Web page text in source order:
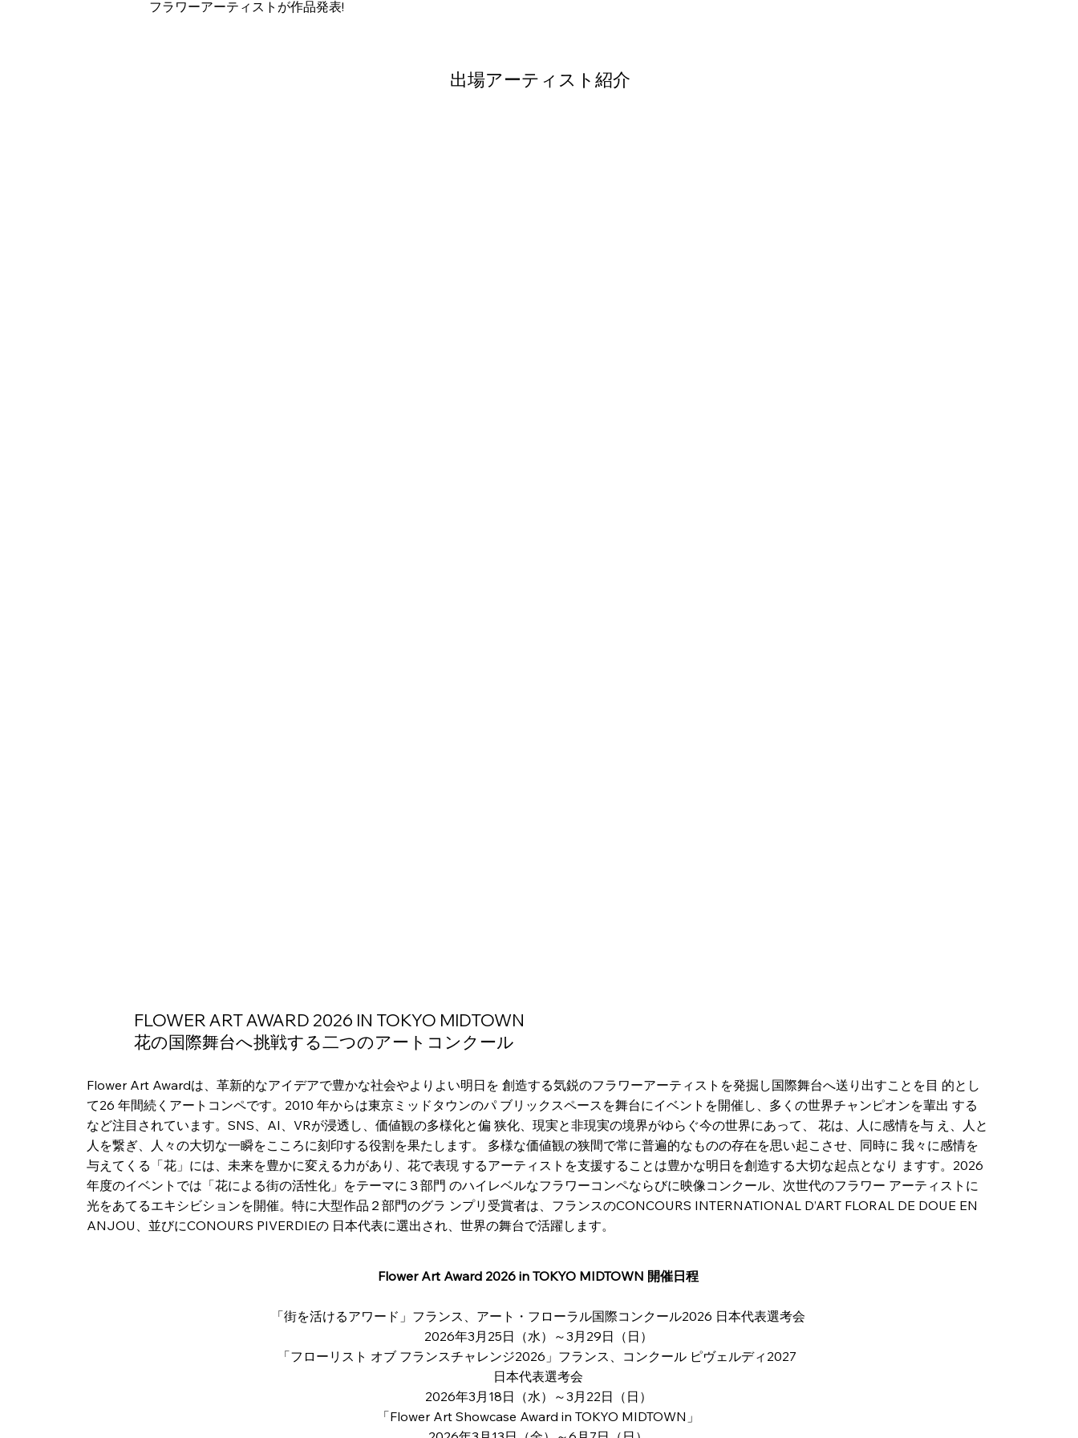
フラワーアーティストが作品発表!
出場アーティスト紹介
FLOWER ART AWARD 2026 IN TOKYO MIDTOWN
花の国際舞台へ挑戦する二つのアートコンクール
​Flower Art Awardは、革新的なアイデアで豊かな社会やよりよい明日を 創造する気鋭のフラワーアーティストを発掘し国際舞台へ送り出すことを目 的とし
て26 年間続くアートコンペです。2010 年からは東京ミッドタウンのパ ブリックスペースを舞台にイベントを開催し、多くの世界チャンピオンを輩出 する
など注目されています。SNS、AI、VRが浸透し、価値観の多様化と偏 狭化、現実と非現実の境界がゆらぐ今の世界にあって、 花は、人に感情を与 え、人と
人を繋ぎ、人々の大切な一瞬をこころに刻印する役割を果たします。 多様な価値観の狭間で常に普遍的なものの存在を思い起こさせ、同時に 我々に感情を
与えてくる「花」には、未来を豊かに変える力があり、花で表現 するアーティストを支援することは豊かな明日を創造する大切な起点となり ますす。2026
年度のイベントでは「花による街の活性化」をテーマに３部門 のハイレベルなフラワーコンペならびに映像コンクール、次世代のフラワー アーティストに
光をあてるエキシビションを開催。特に大型作品２部門のグラ ンプリ受賞者は、フランスのCONCOURS INTERNATIONAL D’ART FLORAL DE DOUE EN
ANJOU、並びにCONOURS PIVERDIEの 日本代表に選出され、世界の舞台で活躍します。
Flower Art Award 2026 in TOKYO MIDTOWN 開催日程
「街を活けるアワード」フランス、アート・フローラル国際コンクール2026 日本代表選考会
2026年3月25日（水）～3月29日（日）
「フローリスト オブ フランスチャレンジ2026」フランス、コンクール ピヴェルディ2027
日本代表選考会
2026年3月18日（水）～3月22日（日）
「Flower Art Showcase Award in TOKYO MIDTOWN」